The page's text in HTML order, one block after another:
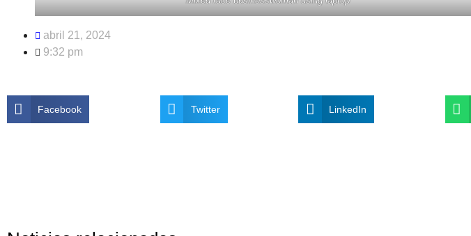
abril 21, 2024
9:32 pm
Facebook Twitter LinkedIn